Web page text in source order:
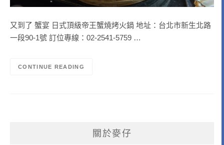
又到了 蟹宴 日式頂級帝王蟹燒烤火鍋 地址：台北市新生北路
一段90-1號 訂位專線：02-2541-5759 …
CONTINUE READING
關於麥仔